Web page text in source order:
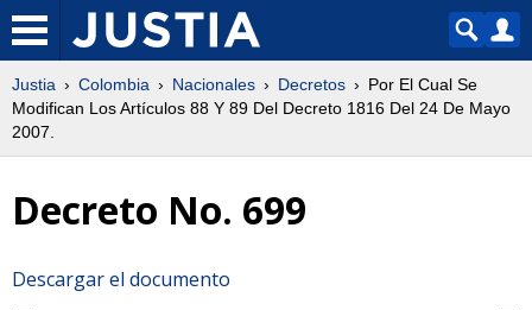
Justia Colombia Nacionales Decretos
Por El Cual Se
Modifican Los Artículos 88 Y 89 Del Decreto 1816 Del 24 De Mayo
2007.
Decreto No. 699
Descargar el documento